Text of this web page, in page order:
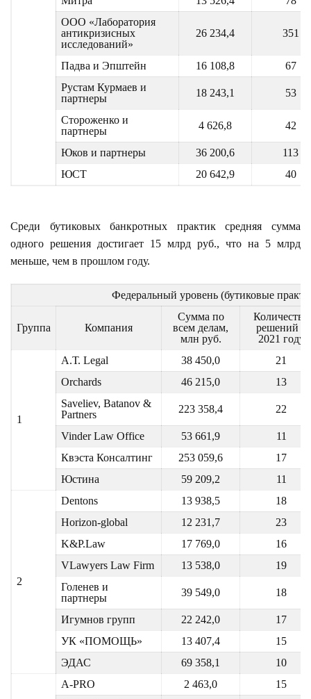
ООО «Лаборатория
антикризисных
исследований»
26 234,4 351
Падва и Эпштейн 16 108,8
67
Рустам Курмаев и
партнеры
18 243,1 53
Стороженко и
партнеры
4 626,8 42
Юков и партнеры 36 200,6
113
ЮСТ
20 642,9 40
Среди бутиковых банкротных практик средняя сумма
одного решения достигает 15 млрд руб., что на 5 млрд
меньше, чем в прошлом году.
Федеральный уровень (бутиковые
Группа Компания
Сумма по
всем делам,
млн руб.
Количество
решений в
2021 году
1
A.Т. Legal 38 450,0
21
Orchards
46 215,0
13
Saveliev, Batanov &
Partners
223 358,4 22
Vinder Law Office 53 661,9
11
Квэста Консалтинг
253 059,6
17
Юстина
59 209,2 11
2
Dentons 13 938,5
18
Horizon-global
12 231,7
23
K&P.Law
17 769,0
16
VLawyers Law Firm
13 538,0
19
Голенев и
партнеры
39 549,0 18
Игумнов групп 22 242,0
17
УК «ПОМОЩЬ»
13 407,4
15
ЭДАС
69 358,1 10
A-PRO 2 463,0
15